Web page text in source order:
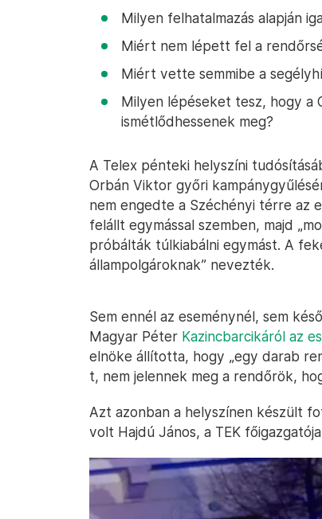
Milyen felhatalmazás alapján
Miért nem lépett fel a
Miért vette semmibe a
Milyen lépéseket tesz, hogy
ismétlődhessenek meg?
A Telex pénteki helyszíni
Orbán Viktor győri
nem engedte a Széchényi térre
felállt egymással szemben, majd
próbálták túlkiabálni egymást. A
állampolgároknak” nevezték.
Sem ennél az eseménynél, sem
Magyar Péter Kazincbarcikáról az
elnöke állította, hogy „egy darab
t, nem jelennek meg a rendőrök,
Azt azonban a helyszínen készült
volt Hajdú János, a TEK